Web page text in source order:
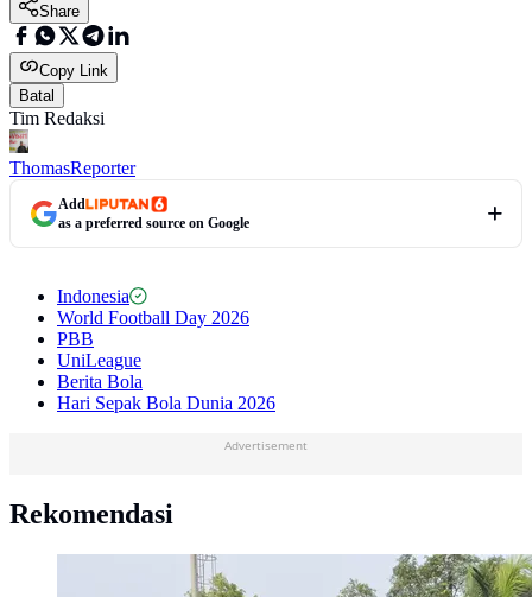
Share
Copy Link
Batal
Tim Redaksi
ThomasReporter
Add
as a preferred source on Google
Indonesia
World Football Day 2026
PBB
UniLeague
Berita Bola
Hari Sepak Bola Dunia 2026
Advertisement
Rekomendasi